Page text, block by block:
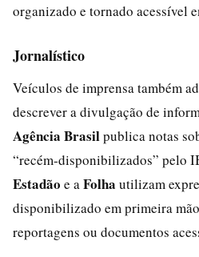
organizado e tornado acessível
Jornalístico
Veículos de imprensa também
descrever a divulgação de
Agência Brasilpublica notas
“recém‑disponibilizados” pelo
Estadão e a Folha utilizam
disponibilizado em primeira
reportagens ou documentos